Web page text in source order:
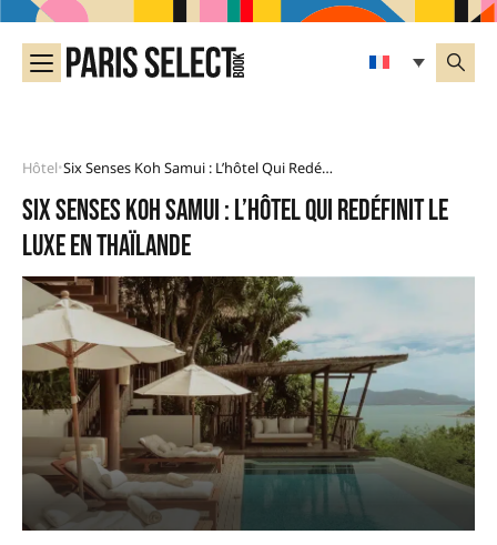
Hôtel• Six Senses Koh Samui : L’hôtel Qui Redéfinit Le Luxe En Thaïlande
Six Senses Koh Samui : l’hôtel qui redéfinit le
luxe en Thaïlande